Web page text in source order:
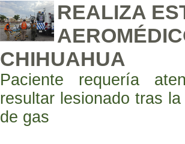
REALIZA
CHIHUAHUA
Paciente requería
resultar lesionado tras
de gas